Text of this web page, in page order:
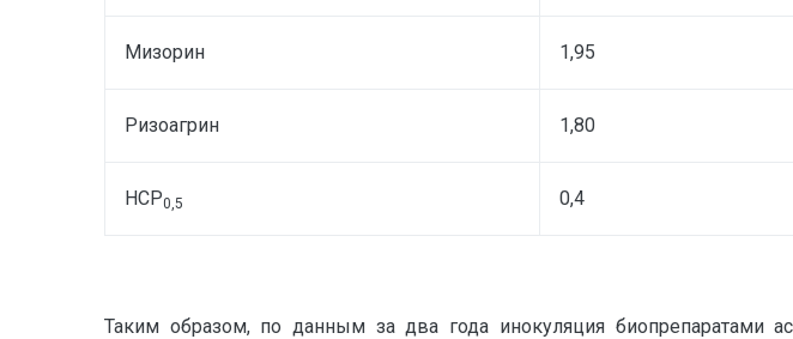
Мизорин 1,95
Ризоагрин 1,80
НСР0,5 0,4
Таким образом, по данным за два года инокуляция биопрепаратами